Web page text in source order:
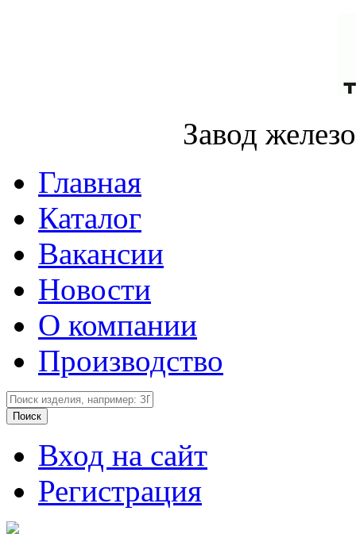
Завод
Главная
Каталог
Вакансии
Новости
О компании
Производство
Вход на сайт
Регистрация